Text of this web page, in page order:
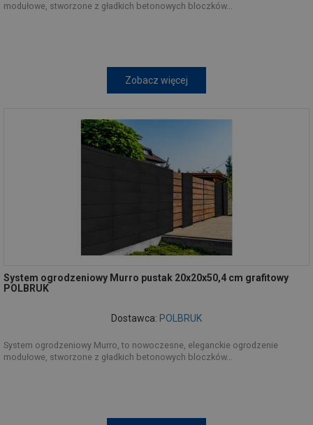
modułowe, stworzone z gładkich betonowych bloczków...
Zobacz więcej
System ogrodzeniowy Murro pustak 20x20x50,4 cm grafitowy
POLBRUK
Dostawca: POLBRUK
System ogrodzeniowy Murro, to nowoczesne, eleganckie ogrodzenie
modułowe, stworzone z gładkich betonowych bloczków...